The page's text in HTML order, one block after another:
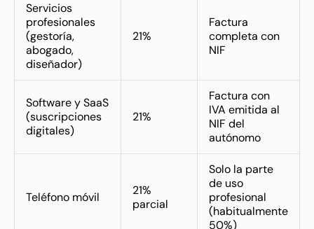
Servicios
profesionales
(gestoría,
abogado,
diseñador)
21%
Factura
completa con
NIF
Software y SaaS
(suscripciones
digitales)
21%
Factura con
IVA emitida al
NIF del
autónomo
Teléfono móvil
21%
parcial
Solo la parte
de uso
profesional
(habitualmente
50%)